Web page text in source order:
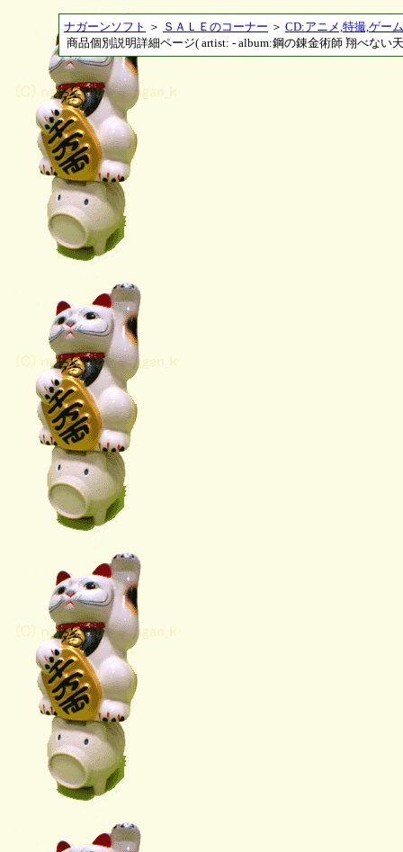
ナガーンソフト ＞ ＳＡＬＥのコーナー ＞ CD:アニメ,特撮,ゲーム
商品個別説明詳細ページ( artist: - album:鋼の錬金術師 翔べない